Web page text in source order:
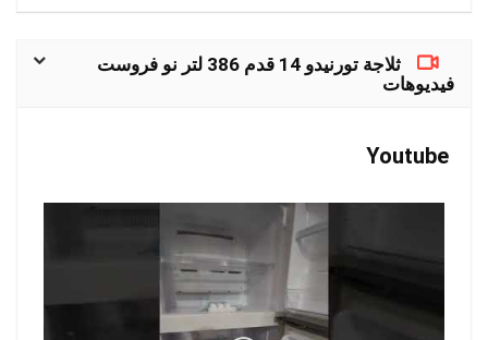
ثلاجة تورنيدو 14 قدم 386 لتر نو فروست
فيديوهات
Youtube